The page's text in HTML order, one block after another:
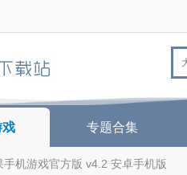
戏 专题合集
机游戏官方版 v4.2 安卓手机版